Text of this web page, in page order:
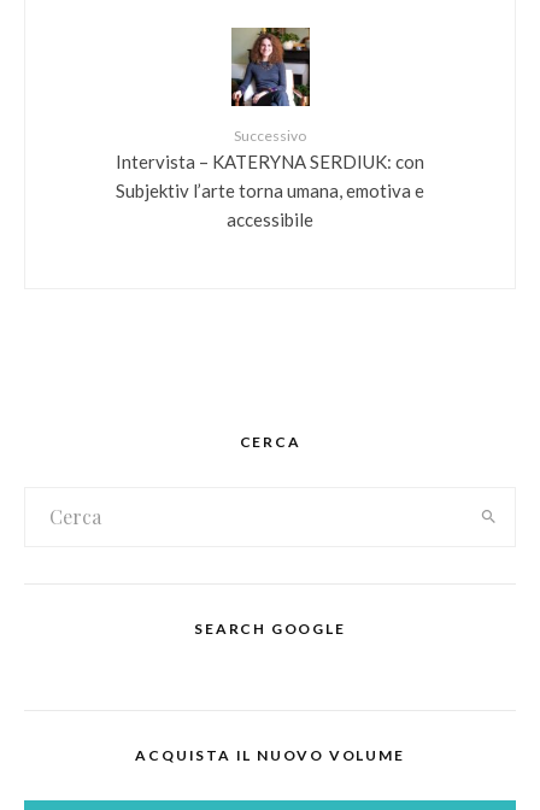
Successivo
Intervista – KATERYNA SERDIUK: con
Subjektiv l’arte torna umana, emotiva e
accessibile
CERCA
SEARCH GOOGLE
ACQUISTA IL NUOVO VOLUME